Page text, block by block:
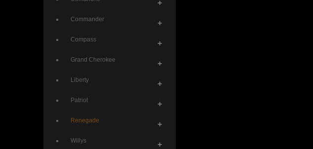
+
Commander +
Compass +
Grand Cherokee +
Liberty +
Patriot +
Renegade +
Willys +